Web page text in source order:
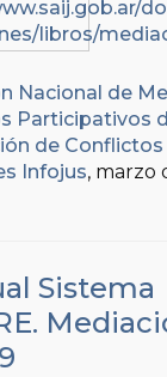
Nacional de
Participativos
de Conflictos
Infojus, marzo
Sistema